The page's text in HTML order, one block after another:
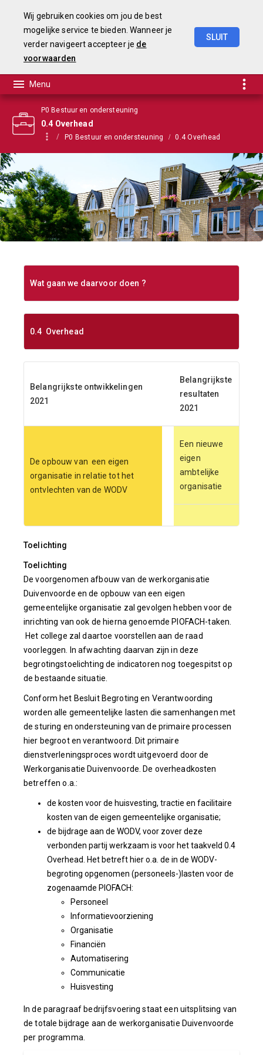
P0 Bestuur en ondersteuning
0.4 Overhead
P0 Bestuur en ondersteuning 0.4 Overhead
Wat gaan we daarvoor doen ?
0.4 Overhead
Belangrijkste ontwikkelingen
2021
Belangrijkste
resultaten
2021
De opbouw van een eigen
organisatie in relatie tot het
ontvlechten van de WODV
Een nieuwe
eigen
ambtelijke
organisatie
Toelichting
Toelichting
De voorgenomen afbouw van de werkorganisatie
Duivenvoorde en de opbouw van een eigen
gemeentelijke organisatie zal gevolgen hebben voor de
inrichting van ook de hierna genoemde PIOFACH-taken.
Het college zal daartoe voorstellen aan de raad
voorleggen. In afwachting daarvan zijn in deze
begrotingstoelichting de indicatoren nog toegespitst op
de bestaande situatie.
Conform het Besluit Begroting en Verantwoording
worden alle gemeentelijke lasten die samenhangen met
de sturing en ondersteuning van de primaire processen
hier begroot en verantwoord. Dit primaire
dienstverleningsproces wordt uitgevoerd door de
Werkorganisatie Duivenvoorde. De overheadkosten
betreffen o.a.:
de kosten voor de huisvesting, tractie en facilitaire
kosten van de eigen gemeentelijke organisatie;
de bijdrage aan de WODV, voor zover deze
verbonden partij werkzaam is voor het taakveld 0.4
Overhead. Het betreft hier o.a. de in de WODV-
begroting opgenomen (personeels-)lasten voor de
zogenaamde PIOFACH:
Personeel
Informatievoorziening
Organisatie
Financiën
Automatisering
Communicatie
Huisvesting
In de paragraaf bedrijfsvoering staat een uitsplitsing van
de totale bijdrage aan de werkorganisatie Duivenvoorde
per programma.
Wij gebruiken cookies om jou de best
mogelijke service te bieden. Wanneer je
verder navigeert accepteer je de
voorwaarden
SLUIT